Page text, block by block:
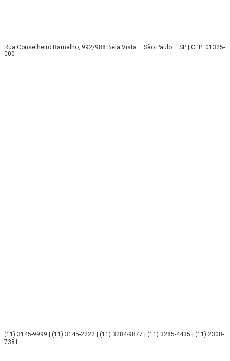
Rua Conselheiro Ramalho, 992/988 Bela Vista – São Paulo – SP | CEP: 01325-
000
(11) 3145-9999 | (11) 3145-2222 | (11) 3284-9877 | (11) 3285-4435 | (11) 2308-
7381